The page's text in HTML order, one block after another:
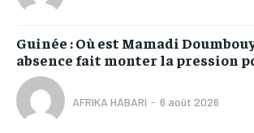
Guinée : Où est Mamadi
absence fait monter la pression
AFRIKA HABARI - 6 août 2026